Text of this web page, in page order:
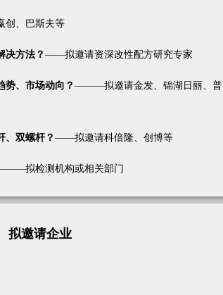
、巴斯夫等
决方法？ ——拟邀请资深改性配方研究专家
势、市场动向？ ———拟邀请金发、锦湖日丽、普
、双螺杆？ ——拟邀请科倍隆、创博等
拟检测机构或相关部门
拟邀请企业